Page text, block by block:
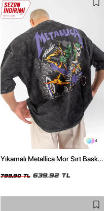
4
Yıkamalı Metallica Mor Sırt Baskılı
799,90 TL 639,92 TL